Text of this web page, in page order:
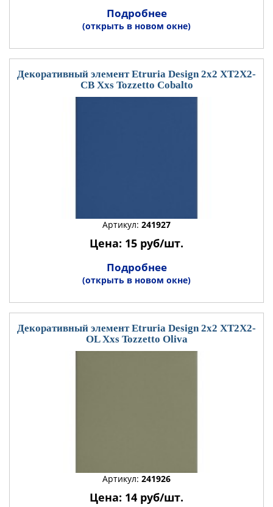
Подробнее
(открыть в новом окне)
Декоративный элемент Etruria Design 2x2 XT2X2-
CB Xxs Tozzetto Cobalto
Артикул: 241927
Цена: 15 руб/шт.
Подробнее
(открыть в новом окне)
Декоративный элемент Etruria Design 2x2 XT2X2-
OL Xxs Tozzetto Oliva
Артикул: 241926
Цена: 14 руб/шт.